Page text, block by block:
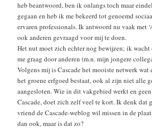
heb beantwoord, ben ik onlangs toch maar
gegaan en heb ik me bekeerd tot genoemd
ervaren professionals. Ik antwoord nu vaak met
ook anderen gevraagd voor mij te doen.
Het nut moet zich echter nog bewijzen; ik wacht
me graag door anderen (m.n. mijn jongere
Volgens mij is Cascade het mooiste netwerk
het groene erfgoed bestaat, ook al zijn niet alle
aangesloten. Wie in dit vakgebied werkt en
Cascade, doet zich zelf veel te kort. Ik denk dat
vriend de Cascade-weblog wil missen in de
dan ook, maar is dat zo?